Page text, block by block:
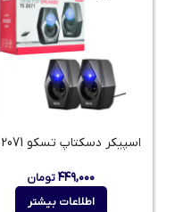
اسپیکر دسکتاپ تسکو TS 2071
۴۴۹,۰۰۰تومان
اطلاعات بیشتر